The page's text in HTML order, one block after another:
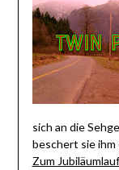
sich an die
beschert sie
Zum